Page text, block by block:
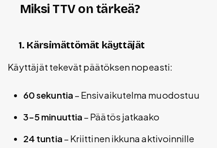
Miksi TTV on tärkeä?
1. Kärsimättömät käyttäjät
Käyttäjät tekevät päätöksen nopeasti:
60 sekuntia – Ensivaikutelma muodostuu
3-5 minuuttia – Päätös jatkaako
24 tuntia – Kriittinen ikkuna aktivoinnille